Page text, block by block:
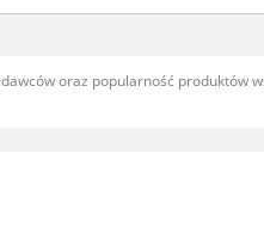
oraz popularność produktów